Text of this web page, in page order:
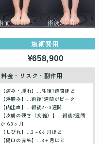
施術費用
¥658,900
料金・リスク・副作用
【痛み・腫れ】…術後1週間ほど
【浮腫み】…術後1週間がピーク
【内出血】…術後2～3週間
【皮膚の硬さ（拘縮）】…術後2週間
から3ヶ月
【しびれ】…3～6ヶ月ほど
【傷口の赤味】…3ヶ月ほど